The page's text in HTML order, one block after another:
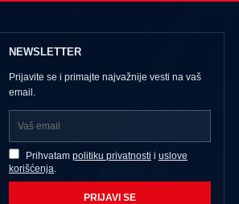
NEWSLETTER
Prijavite se i primajte najvažnije vesti na vaš
email.
Prihvatam politiku privatnosti i uslove
korišćenja
PRIJAVI SE